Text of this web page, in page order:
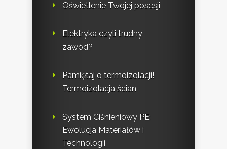
Oświetlenie Twojej posesji
Elektryka czyli trudny
zawód?
Pamiętaj o termoizolacji!
Termoizolacja ścian
System Ciśnieniowy PE:
Ewolucja Materiałów i
Technologii